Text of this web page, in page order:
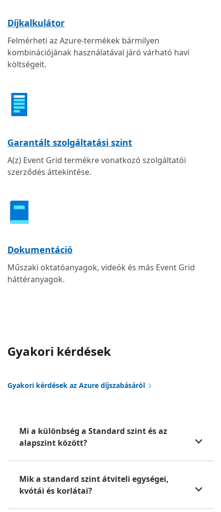
Díjkalkulátor
Felmérheti az Azure-termékek bármilyen
kombinációjának használatával járó várható havi
költségeit.
Garantált szolgáltatási szint
A(z) Event Grid termékre vonatkozó szolgáltatói
szerződés áttekintése.
Dokumentáció
Műszaki oktatóanyagok, videók és más Event Grid
háttéranyagok.
Gyakori kérdések
Gyakori kérdések az Azure díjszabásáról
Mi a különbség a Standard szint és az
alapszint között?
Mik a standard szint átviteli egységei,
kvótái és korlátai?